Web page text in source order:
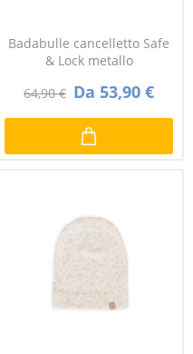
Badabulle cancelletto Safe
& Lock metallo
64,90 € Da 53,90 €